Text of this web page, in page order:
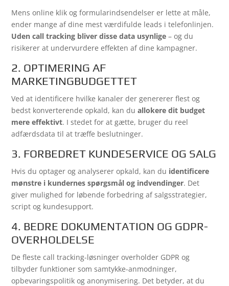
Mens online klik og formularindsendelser er lette at måle,
ender mange af dine mest værdifulde leads i telefonlinjen.
Uden call tracking bliver disse data usynlige – og du
risikerer at undervurdere effekten af dine kampagner.
2. OPTIMERING AF
MARKETINGBUDGETTET
Ved at identificere hvilke kanaler der genererer flest og
bedst konverterende opkald, kan duallokere dit budget
mere effektivt. I stedet for at gætte, bruger du reel
adfærdsdata til at træffe beslutninger.
3. FORBEDRET KUNDESERVICE OG SALG
Hvis du optager og analyserer opkald, kan du identificere
mønstre i kundernes spørgsmål og indvendinger. Det
giver mulighed for løbende forbedring af salgsstrategier,
script og kundesupport.
4. BEDRE DOKUMENTATION OG GDPR-
OVERHOLDELSE
De fleste call tracking-løsninger overholder GDPR og
tilbyder funktioner som samtykke-anmodninger,
opbevaringspolitik og anonymisering. Det betyder, at du